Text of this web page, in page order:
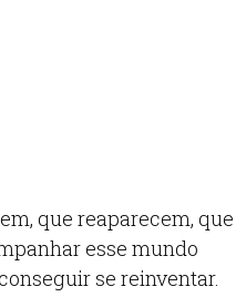
que reaparecem, que
esse mundo
se reinventar.